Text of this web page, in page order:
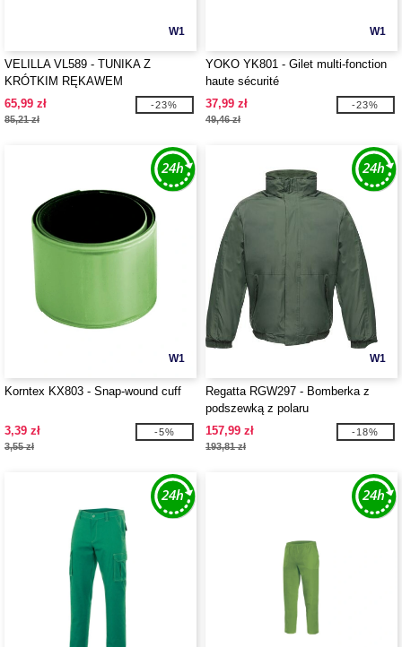
W1
VELILLA VL589 - TUNIKA Z
KRÓTKIM RĘKAWEM
65,99 zł
85,21 zł
-23%
W1
YOKO YK801 - Gilet multi-fonction
haute sécurité
37,99 zł
49,46 zł
-23%
W1
Korntex KX803 - Snap-wound cuff
3,39 zł
3,55 zł
-5%
W1
Regatta RGW297 - Bomberka z
podszewką z polaru
157,99 zł
193,81 zł
-18%